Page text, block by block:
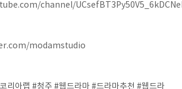
channel/
modamstudio
리아랩 #청주 #웹드라마 #드라마추천 #웹드라